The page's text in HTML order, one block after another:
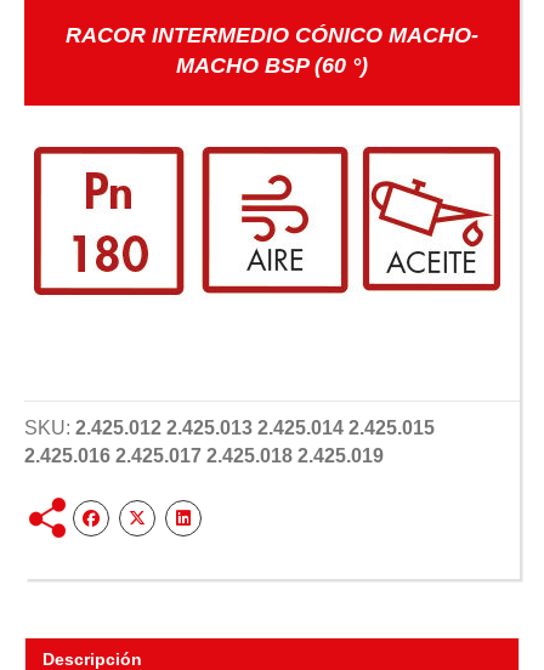
RACOR INTERMEDIO CÓNICO MACHO-
MACHO BSP (60 °)
SKU: 2.425.012 2.425.013 2.425.014 2.425.015
2.425.016 2.425.017 2.425.018 2.425.019
Descripción